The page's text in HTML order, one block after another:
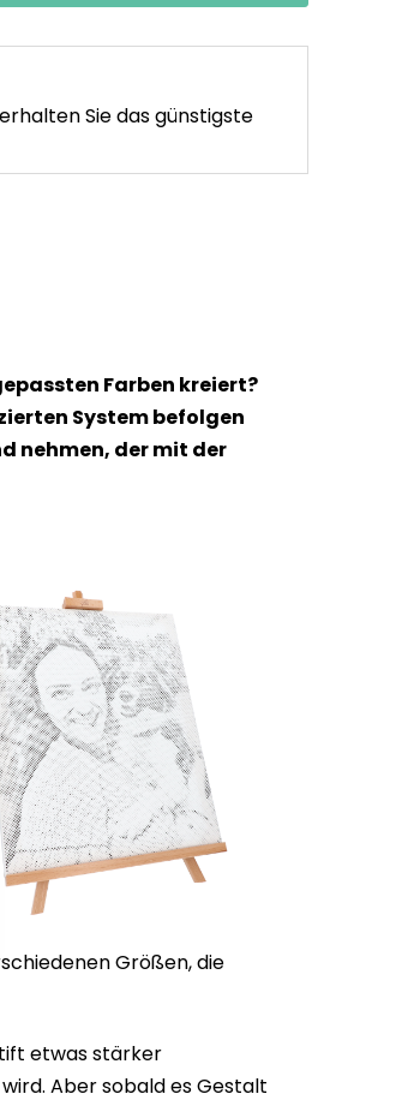
Sie das günstigste
Farben kreiert?
System befolgen
nehmen, der mit der
Größen, die
etwas stärker
Aber sobald es Gestalt